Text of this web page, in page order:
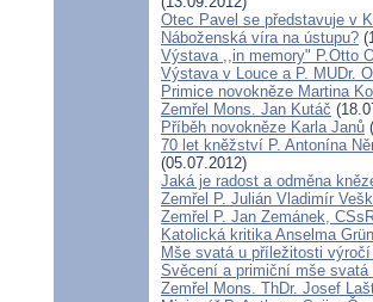
Otec Pavel se představuje v
Náboženská víra na ústupu?
Výstava ,,in memory" P.Otto
Výstava v Louce a P. MUDr.
Primice novokněze Martina
Zemřel Mons. Jan Kutáč
Příběh novokněze Karla Janů
70 let kněžství P. Antonína
(05.07.2012)
Jaká je radost a odměna
Zemřel P. Julián Vladimír
Zemřel P. Jan Zemánek,
Katolická kritika Anselma
Mše svatá u příležitosti
Svěcení a primiční mše
Zemřel Mons. ThDr. Josef